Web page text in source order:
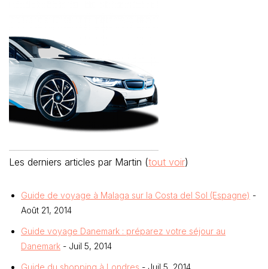
Les derniers articles par Martin (tout voir)
Guide de voyage à Malaga sur la Costa del Sol (Espagne) -
Août 21, 2014
Guide voyage Danemark : préparez votre séjour au
Danemark - Juil 5, 2014
Guide du shopping à Londres - Juil 5, 2014